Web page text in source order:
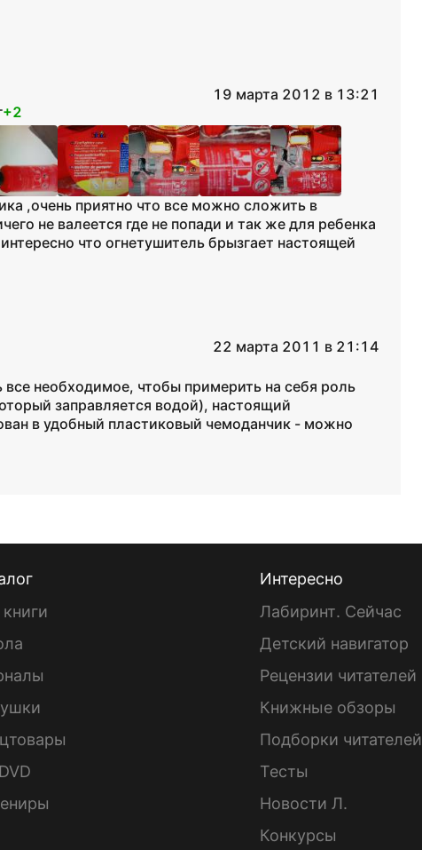
19 марта 2012 в 13:21
+2
,очень приятно что все можно сложить в
не валеется где не попади и так же для ребенка
что огнетушитель брызгает настоящей
22 марта 2011 в 21:14
необходимое, чтобы примерить на себя роль
заправляется водой), настоящий
в удобный пластиковый чемоданчик - можно
Интересно
Лабиринт. Сейчас
Детский навигатор
Рецензии читателей
Книжные обзоры
Подборки читателей
Тесты
Новости Л.
Конкурсы